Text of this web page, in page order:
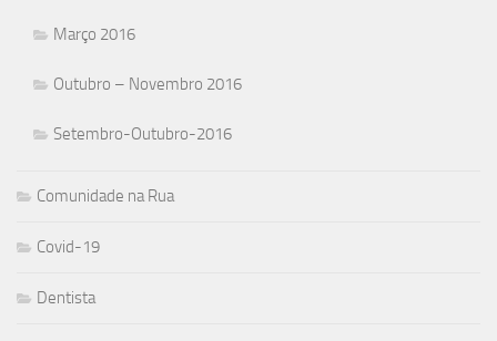
Março 2016
Outubro – Novembro 2016
Setembro-Outubro-2016
Comunidade na Rua
Covid-19
Dentista